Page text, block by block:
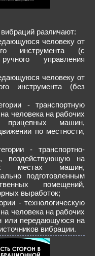
различают:
человеку от
инструмента (с
управления
человеку от
инструмента (без
- транспортную
человека на рабочих
машин,
по местности,
- транспортно-
воздействующую на
местах машин,
подготовленным
помещений,
выработок;
- технологическую
человека на рабочих
или передающуюся на
вибрации.